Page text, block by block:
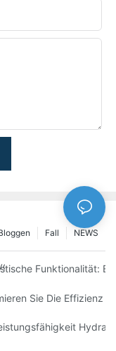
NEWS
Fall
Mit
Funktionalität:
Teleskopzylinder
Sie Die Effizienz
Stufigen Teleskop-